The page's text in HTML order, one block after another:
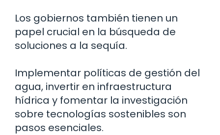
Los gobiernos también tienen un
papel crucial en la búsqueda de
soluciones a la sequía.
Implementar políticas de gestión del
agua, invertir en infraestructura
hídrica y fomentar la investigación
sobre tecnologías sostenibles son
pasos esenciales.